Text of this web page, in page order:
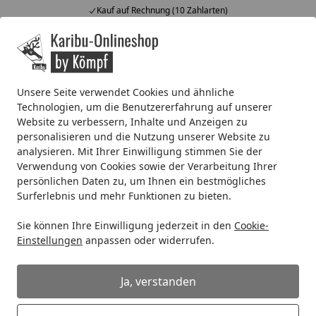
Unsere Seite verwendet Cookies und ähnliche
Technologien, um die Benutzererfahrung auf unserer
Website zu verbessern, Inhalte und Anzeigen zu
personalisieren und die Nutzung unserer Website zu
analysieren. Mit Ihrer Einwilligung stimmen Sie der
Verwendung von Cookies sowie der Verarbeitung Ihrer
persönlichen Daten zu, um Ihnen ein bestmögliches
Surferlebnis und mehr Funktionen zu bieten.
Sie können Ihre Einwilligung jederzeit in den Cookie-
Einstellungen anpassen oder widerrufen.
Ja, verstanden
Kauf auf Rechnung (10 Zahlarten)
Alle Produkte
Mein Konto
Startseite
Systemhaus Systemhaus 19 mm Karibu Woodfeeling
Karibu Woodfeeling Gartenhaus
Askola 2/3/3,5/4/5 m. 240 cm
Schleppdach/Seiten- und Rückwand
in Lamellenoptik
(1 Bewertung)